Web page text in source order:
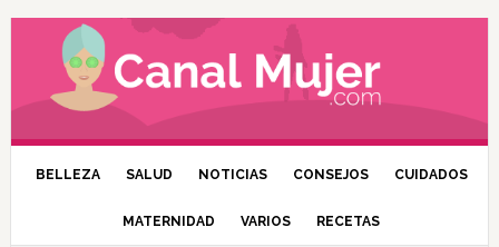
BELLEZA SALUD NOTICIAS CONSEJOS CUIDADOS
MATERNIDAD VARIOS RECETAS